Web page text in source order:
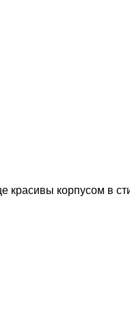
корпусом в